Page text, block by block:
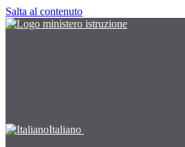
Salta al contenuto
Italiano